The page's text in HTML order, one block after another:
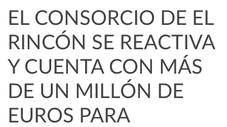
EL CONSORCIO DE EL
RINCÓN SE REACTIVA
Y CUENTA CON MÁS
DE UN MILLÓN DE
EUROS PARA